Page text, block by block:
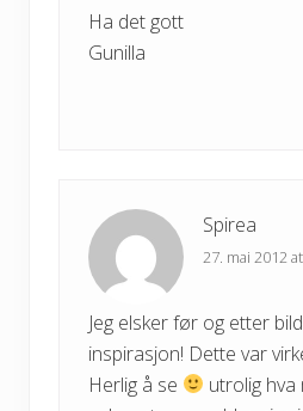
Ha det gott
Gunilla
Spirea
27. mai 2012
Jeg elsker før og etter
inspirasjon! Dette var
Herlig å se
utrolig hva